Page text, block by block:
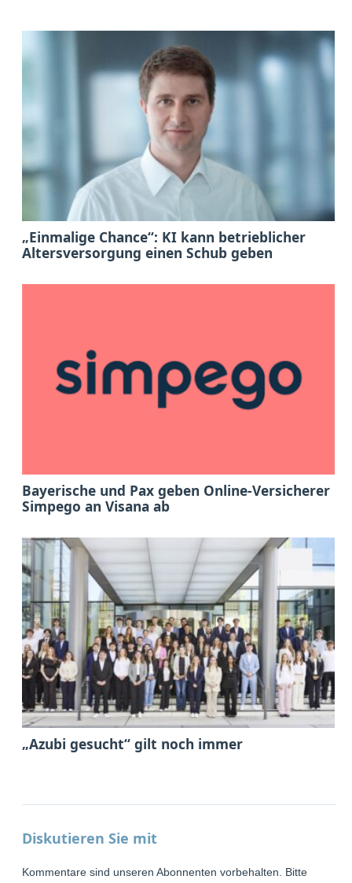
„Einmalige Chance“: KI kann betrieblicher
Altersversorgung einen Schub geben
Bayerische und Pax geben Online-Versicherer
Simpego an Visana ab
„Azubi gesucht“ gilt noch immer
Diskutieren Sie mit
Kommentare sind unseren Abonnenten vorbehalten. Bitte